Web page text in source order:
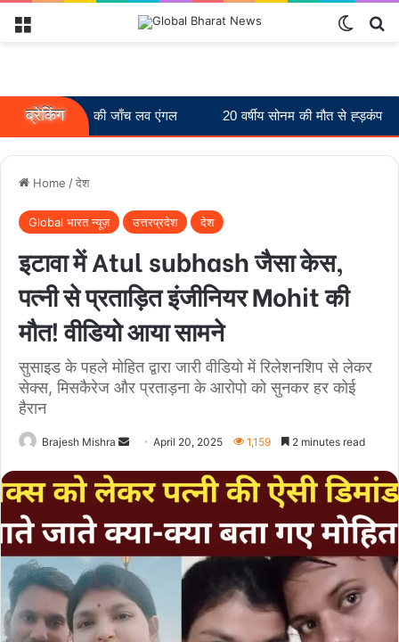
Menu
ब्रेकिंग
पुलिस की जाँच लव एंगल 20 वर्षीय सोनम की मौत से ह्ड़कंप
Home /देश
Global भारत न्यूज़ उत्तरप्रदेश देश
इटावा में Atul subhash जैसा केस,
पत्नी से प्रताड़ित इंजीनियर Mohit की
मौत! वीडियो आया सामने
सुसाइड के पहले मोहित द्वारा जारी वीडियो में रिलेशनशिप से लेकर
सेक्स, मिसकैरेज और प्रताड़ना के आरोपो को सुनकर हर कोई
हैरान
Brajesh Mishra
Send
email
April 20, 2025 1,159 2 minutes read